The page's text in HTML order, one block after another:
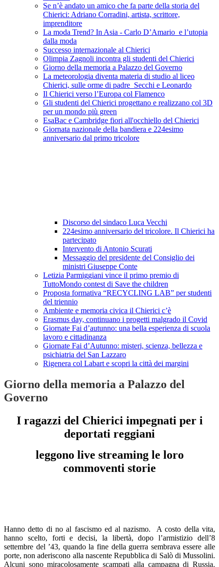
Se n’è andato un amico che fa parte della storia del
Chierici: Adriano Corradini, artista, scrittore,
imprenditore
La moda Trend? In Asia - Carlo D’Amario e l’utopia
dalla moda
Successo internazionale al Chierici
Olimpia Zagnoli incontra gli studenti del Chierici
Giorno della memoria a Palazzo del Governo
La meteorologia diventa materia di studio al liceo
Chierici, sulle orme di padre Secchi e Leonardo
Il Chierici verso l’Europa col Flamenco
Gli studenti del Chierici progettano e realizzano col 3D
per un mondo più green
EsaBac e Cambridge fiori all'occhiello del Chierici
Giornata nazionale della bandiera e 224esimo
anniversario dal primo tricolore
Discorso del sindaco Luca Vecchi
224esimo anniversario del tricolore. Il Chierici ha
partecipato
Intervento di Antonio Scurati
Messaggio del presidente del Consiglio dei
ministri Giuseppe Conte
Letizia Parmiggiani vince il primo premio di
TuttoMondo contest di Save the children
Proposta formativa “RECYCLING LAB” per studenti
del triennio
Ambiente e memoria civica il Chierici c’è
Erasmus day, continuano i progetti malgrado il Covid
Giornate Fai d’autunno: una bella esperienza di scuola
lavoro e cittadinanza
Giornate Fai d’Autunno: misteri, scienza, bellezza e
psichiatria del San Lazzaro
Rigenera col Labart e scopri la città dei margini
Giorno della memoria a Palazzo del
Governo
I ragazzi del Chierici impegnati per i
deportati reggiani
leggono live streaming le loro
commoventi storie
Hanno detto di no al fascismo ed al nazismo. A costo della vita,
hanno scelto, forti e decisi, la libertà, dopo l’armistizio dell’8
settembre del ’43, quando la fine della guerra sembrava essere alle
porte, non aderiscono alla nascente Repubblica di Salò di Mussolini.
Alcuni sono miracolosamente scampati alla campagna di Russia.